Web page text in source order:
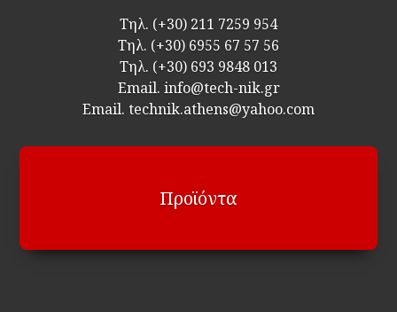
Τηλ. (+30) 211 7259 954
Τηλ. (+30) 6955 67 57 56
Τηλ. (+30) 693 9848 013
Email. info@tech-nik.gr
Email. technik.athens@yahoo.com
Προϊόντα